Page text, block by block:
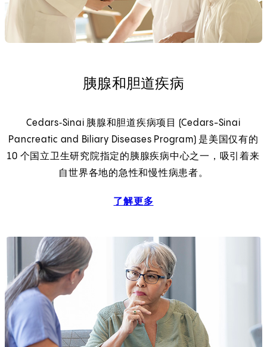
胰腺和胆道疾病
Cedars‑Sinai 胰腺和胆道疾病项目 (Cedars-Sinai
Pancreatic and Biliary Diseases Program) 是美国仅有的
10 个国立卫生研究院指定的胰腺疾病中心之一，吸引着来
自世界各地的急性和慢性病患者。
了解更多